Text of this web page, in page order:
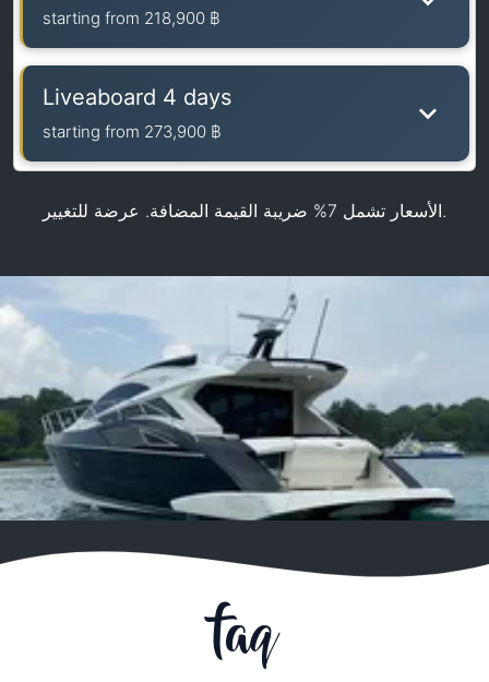
starting from 218,900 ฿
Liveaboard 4 days
starting from 273,900 ฿
الأسعار تشمل 7% ضريبة القيمة المضافة. عرضة للتغيير.
faq